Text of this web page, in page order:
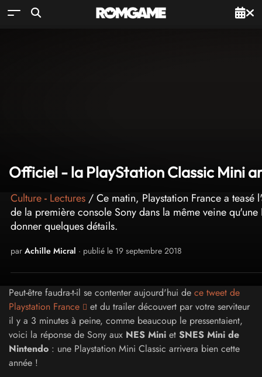
Officiel - la PlayStation Classic Mini
Culture- Lectures / Ce matin, Playstation France a teasé
de la première console Sony dans la même veine
donner quelques détails.
par Achille Micral · publié le 19 septembre 2018
Peut-être faudra-t-il se contenter aujourd'hui de ce tweet de
Playstation France
et du trailer découvert par votre serviteur
il y a 3 minutes à peine, comme beaucoup le pressentaient,
voici la réponse de Sony aux NES Mini et SNES Mini de
Nintendo : une Playstation Mini Classic arrivera bien cette
année !